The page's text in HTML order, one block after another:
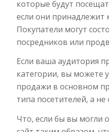
которые будут
если они
Покупатели могут
посредников или
Если ваша аудитория
категории, вы можете
продажи в основном
типа посетителей, а не
Что, если бы вы могли